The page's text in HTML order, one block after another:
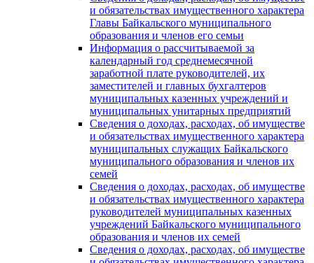
и обязательствах имущественного характера
Главы Байкальского муниципального
образования и членов его семьи
Информация о рассчитываемой за
календарный год среднемесячной
заработной плате руководителей, их
заместителей и главных бухгалтеров
муниципальных казенных учреждений и
муниципальных унитарных предприятий
Сведения о доходах, расходах, об имуществе
и обязательствах имущественного характера
муниципальных служащих Байкальского
муниципального образования и членов их
семей
Сведения о доходах, расходах, об имуществе
и обязательствах имущественного характера
руководителей муниципальных казенных
учреждений Байкальского муниципального
образования и членов их семей
Сведения о доходах, расходах, об имуществе